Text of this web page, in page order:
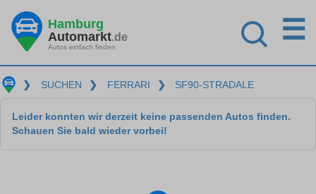
Hamburg
Automarkt.de
Autos einfach finden
☰
❯ SUCHEN ❯ FERRARI ❯ SF90-STRADALE
Leider konnten wir derzeit keine passenden Autos finden.
Schauen Sie bald wieder vorbei!